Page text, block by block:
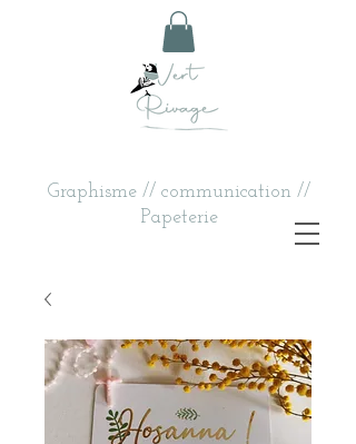
Graphisme // communication //
Papeterie